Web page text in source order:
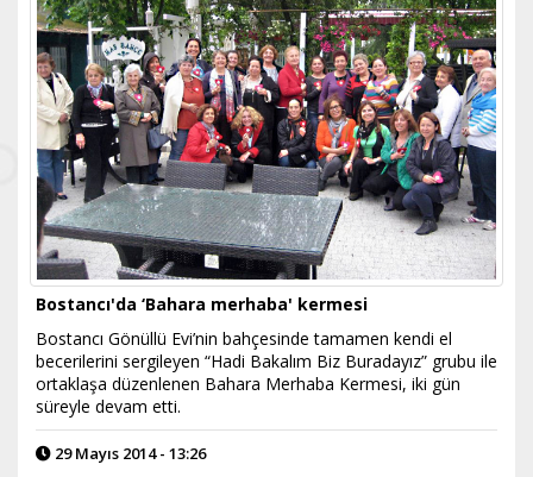
Bostancı'da ‘Bahara merhaba' kermesi
Bostancı Gönüllü Evi’nin bahçesinde tamamen kendi el
becerilerini sergileyen “Hadi Bakalım Biz Buradayız” grubu ile
ortaklaşa düzenlenen Bahara Merhaba Kermesi, iki gün
süreyle devam etti.
29 Mayıs 2014 - 13:26